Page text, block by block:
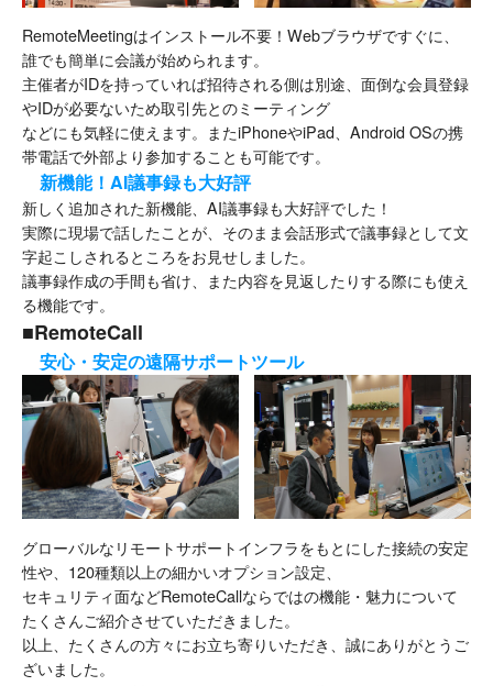
RemoteMeetingはインストール不要！Webブラウザですぐに、
誰でも簡単に会議が始められます。
主催者がIDを持っていれば招待される側は別途、面倒な会員登録
やIDが必要ないため取引先とのミーティング
などにも気軽に使えます。またiPhoneやiPad、Android OSの携
帯電話で外部より参加することも可能です。
新機能！AI議事録も大好評
新しく追加された新機能、AI議事録も大好評でした！
実際に現場で話したことが、そのまま会話形式で議事録として文
字起こしされるところをお見せしました。
議事録作成の手間も省け、また内容を見返したりする際にも使え
る機能です。
■RemoteCall
安心・安定の遠隔サポートツール
グローバルなリモートサポートインフラをもとにした接続の安定
性や、120種類以上の細かいオプション設定、
セキュリティ面などRemoteCallならではの機能・魅力について
たくさんご紹介させていただきました。
以上、たくさんの方々にお立ち寄りいただき、誠にありがとうご
ざいました。